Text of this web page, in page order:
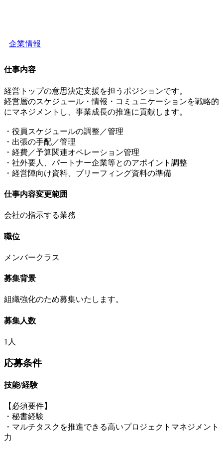
企業情報
仕事内容
経営トップの意思決定支援を担うポジションです。
経営層のスケジュール・情報・コミュニケーションを戦略的
にマネジメントし、事業成長の推進に貢献します。
・役員スケジュールの調整／管理
・出張の手配／管理
・経費／予算関連オペレーション管理
・社外要人、パートナー企業等とのアポイント調整
・経営陣向け資料、ブリーフィング資料の準備
仕事内容変更範囲
会社の指示する業務
職位
メンバークラス
募集背景
組織強化のため募集いたします。
募集人数
1人
応募条件
技能/経験
【必須要件】
・秘書経験
・マルチタスクを推進できる高いプロジェクトマネジメント
力